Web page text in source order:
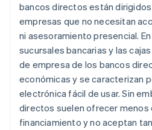
bancos directos están
empresas que no necesitan
ni asesoramiento presencial.
sucursales bancarias y las
de empresa de los bancos
económicas y se caracterizan
electrónica fácil de usar. Sin
directos suelen ofrecer menos
financiamiento y no aceptan